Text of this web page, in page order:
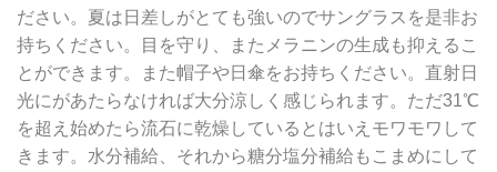
ださい。夏は日差しがとても強いのでサングラスを是非お
持ちください。目を守り、またメラニンの生成も抑えるこ
とができます。また帽子や日傘をお持ちください。直射日
光にがあたらなければ大分涼しく感じられます。ただ31℃
を超え始めたら流石に乾燥しているとはいえモワモワして
きます。水分補給、それから糖分塩分補給もこまめにして